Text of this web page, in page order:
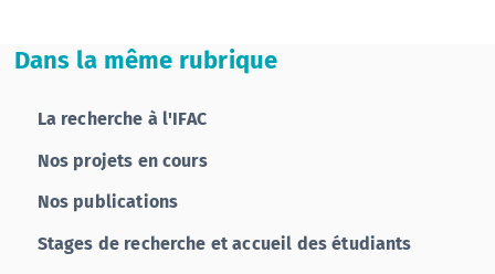
Dans la même rubrique
La recherche à l'IFAC
Nos projets en cours
Nos publications
Stages de recherche et accueil des étudiants